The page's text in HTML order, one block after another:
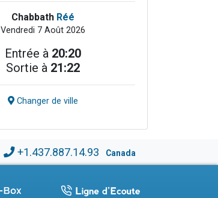
Chabbath Réé
Vendredi 7 Août 2026
Entrée à 20:20
Sortie à 21:22
Changer de ville
+1.437.887.14.93 Canada